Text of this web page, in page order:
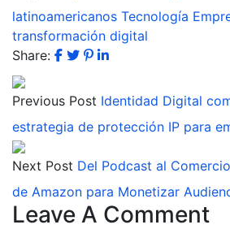
latinoamericanos Tecnología
transformación digital
Share:
Previous Post Identidad Digital
estrategia de protección IP para
Next Post Del Podcast al
de Amazon para Monetizar
Leave A Comment